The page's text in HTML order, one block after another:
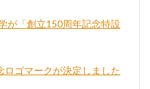
が「創立150周年記念特設
ロゴマークが決定しました